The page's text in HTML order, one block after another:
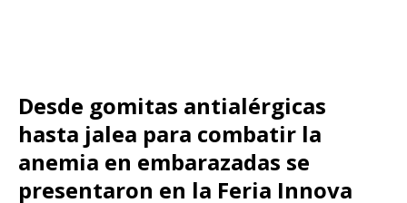
Desde gomitas antialérgicas
hasta jalea para combatir la
anemia en embarazadas se
presentaron en la Feria Innova